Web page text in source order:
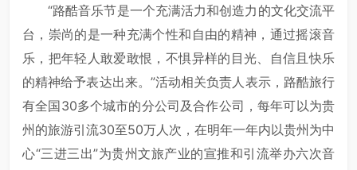
“路酷音乐节是一个充满活力和创造力的文化交流平
台，崇尚的是一种充满个性和自由的精神，通过摇滚音
乐，把年轻人敢爱敢恨，不惧异样的目光、自信且快乐
的精神给予表达出来。”活动相关负责人表示，路酷旅行
有全国30多个城市的分公司及合作公司，每年可以为贵
州的旅游引流30至50万人次，在明年一年内以贵州为中
心“三进三出”为贵州文旅产业的宣推和引流举办六次音